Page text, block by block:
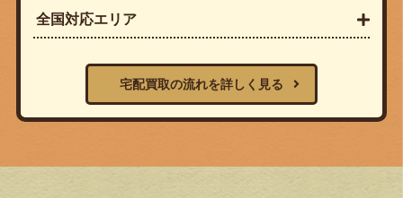
全国対応エリア
宅配買取の流れを詳しく見る